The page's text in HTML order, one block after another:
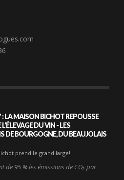
LA MAISON BICHOT REPOUSSE
DU VIN - LES
DE BOURGOGNE, DU BEAUJOLAIS
prend le grand large!
de 95 % les émissions de CO₂ par